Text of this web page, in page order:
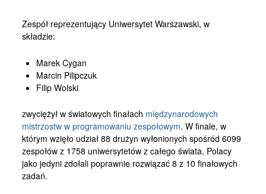
Kontakt
Zespół reprezentujący Uniwersytet Warszawski, w
składzie:
Marek Cygan
Marcin Pilipczuk
Filip Wolski
zwyciężył w światowych finałach międzynarodowych
mistrzostw w programowaniu zespołowym. W finale, w
którym wzięło udział 88 drużyn wyłonionych spośród 6099
zespołów z 1758 uniwersytetów z całego świata, Polacy
jako jedyni zdołali poprawnie rozwiązać 8 z 10 finałowych
zadań.